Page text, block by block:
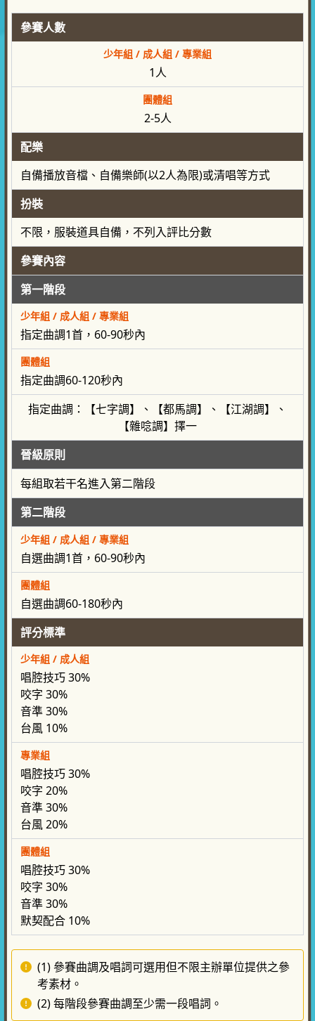
參賽人數
少年組 / 成人組 / 專業組
1人
團體組
2-5人
配樂
自備播放音檔、自備樂師(以2人為限)或清唱等方式
扮裝
不限，服裝道具自備，不列入評比分數
參賽內容
第一階段
少年組 / 成人組 / 專業組
指定曲調1首，60-90秒內
團體組
指定曲調60-120秒內
指定曲調：【七字調】、【都馬調】、【江湖調】、
【雜唸調】擇一
晉級原則
每組取若干名進入第二階段
第二階段
少年組 / 成人組 / 專業組
自選曲調1首，60-90秒內
團體組
自選曲調60-180秒內
評分標準
少年組 / 成人組
唱腔技巧 30%
咬字 30%
音準 30%
台風 10%
專業組
唱腔技巧 30%
咬字 20%
音準 30%
台風 20%
團體組
唱腔技巧 30%
咬字 30%
音準 30%
默契配合 10%
(1) 參賽曲調及唱詞可選用但不限主辦單位提供之參
考素材。
(2) 每階段參賽曲調至少需一段唱詞。